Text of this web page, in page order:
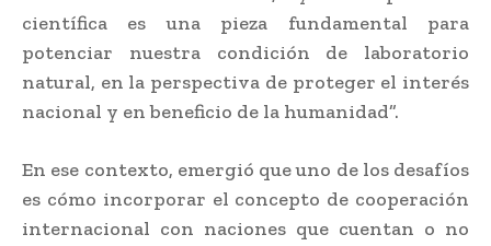
científica es una pieza fundamental para
potenciar nuestra condición de laboratorio
natural, en la perspectiva de proteger el interés
nacional y en beneficio de la humanidad”.
En ese contexto, emergió que uno de los desafíos
es cómo incorporar el concepto de cooperación
internacional con naciones que cuentan o no